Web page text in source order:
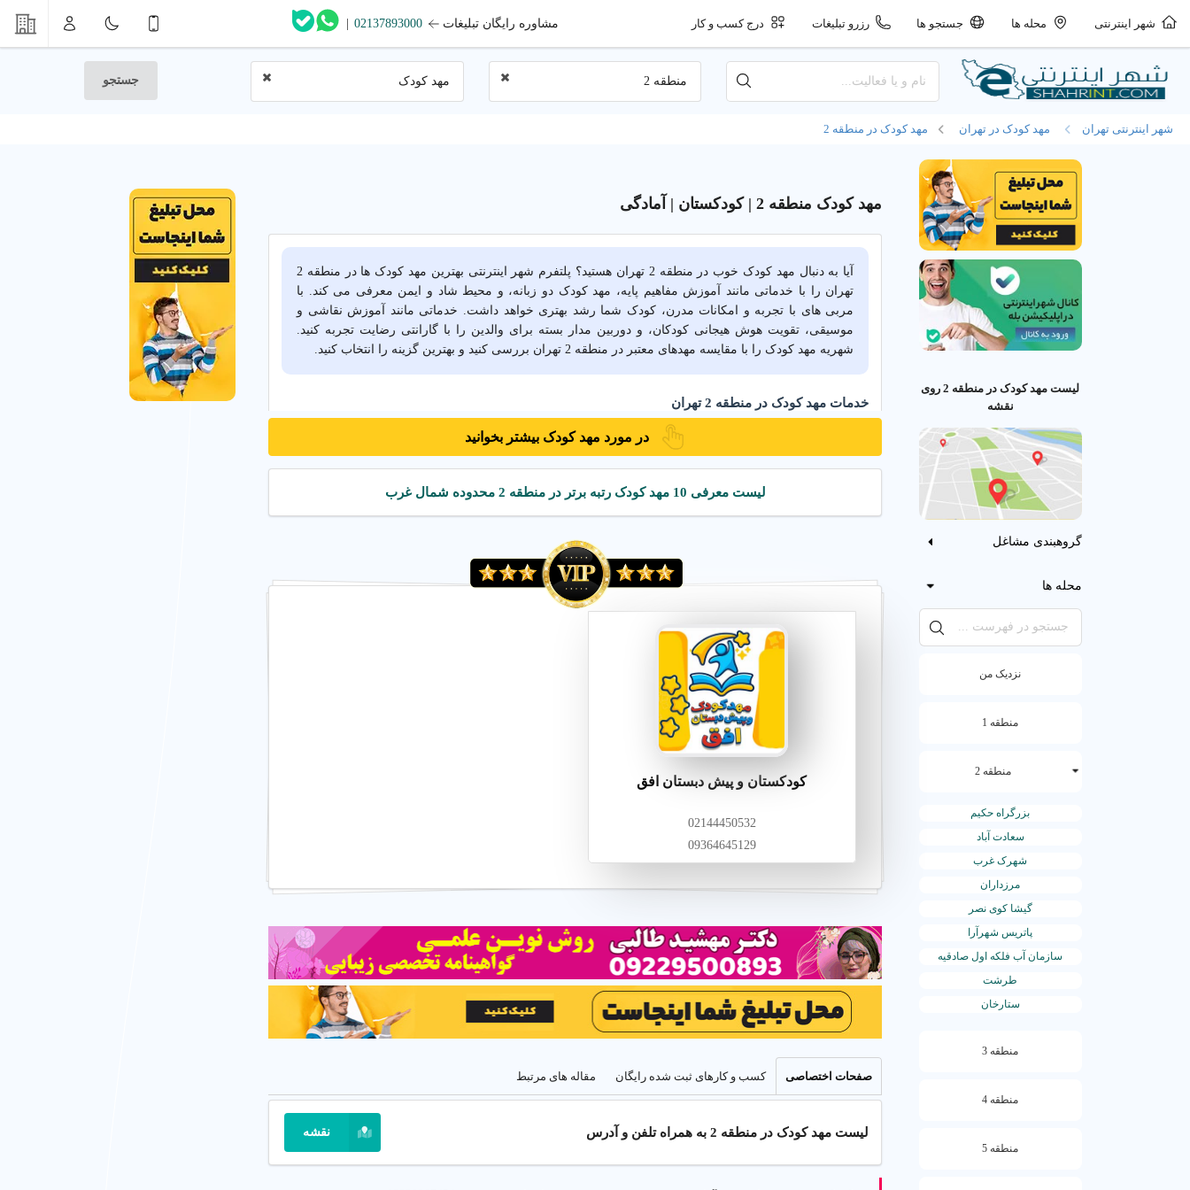
شهر اینترنتی محله ها جستجو ها رزرو تبلیغات درج کسب و کار مشاوره رایگان تبلیغات 02137893000
|
منطقه 2 مهد کودک جستجو
شهر اینترنتی تهران مهد کودک در تهران مهد کودک در منطقه 2
لیست مهد کودک در منطقه 2 روی
نقشه
گروهبندی مشاغل
محله ها
نزدیک من
منطقه 1
منطقه 2
بزرگراه حکیم
سعادت آباد
شهرک غرب
مرزداران
گیشا کوی نصر
پاتریس شهرآرا
سازمان آب فلکه اول صادقیه
طرشت
ستارخان
منطقه 3
منطقه 4
منطقه 5
مهد کودک منطقه 2 | کودکستان | آمادگی
آیا به دنبال مهد کودک خوب در منطقه 2 تهران هستید؟ پلتفرم شهر اینترنتی بهترین مهد کودک ها در منطقه 2
تهران را با خدماتی مانند آموزش مفاهیم پایه، مهد کودک دو زبانه، و محیط شاد و ایمن معرفی می کند. با
مربی های با تجربه و امکانات مدرن، کودک شما رشد بهتری خواهد داشت. خدماتی مانند آموزش نقاشی و
موسیقی، تقویت هوش هیجانی کودکان، و دوربین مدار بسته برای والدین را با گارانتی رضایت تجربه کنید.
شهریه مهد کودک را با مقایسه مهدهای معتبر در منطقه 2 تهران بررسی کنید و بهترین گزینه را انتخاب کنید.
خدمات مهد کودک در منطقه 2 تهران
مهد کودک دو زبانه در منطقه 2 تهران
آموزش مفاهیم پایه، نقاشی، و موسیقی با مربی های با تجربه در محیطی شاد و ایمن.
در مورد مهد کودک بیشتر بخوانید
لیست معرفی 10 مهد کودک رتبه برتر در منطقه 2 محدوده شمال غرب
کودکستان و پیش دبستان افق
02144450532
09364645129
صفحات اختصاصی کسب و کارهای ثبت شده رایگان مقاله های مرتبط
لیست مهد کودک در منطقه 2 به همراه تلفن و آدرس نقشه